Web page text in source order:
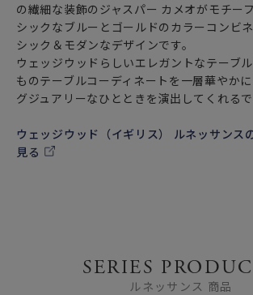
の繊細な装飾のジャスパー カメオがモチー
シックなブルーとゴールドのカラーコンビ
シック＆モダンなデザインです。
ウェッジウッドらしいエレガントなテーブ
ものテーブルコーディネートを一層華やか
グジュアリーなひとときを演出してくれるで
ウェッジウッド（イギリス） ルネッサンス
見る
SERIES
ルネッサンス 商品